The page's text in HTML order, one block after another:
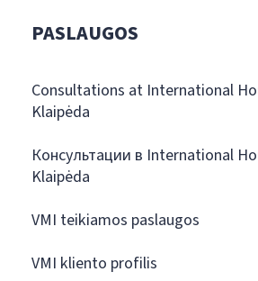
PASLAUGOS
Consultations at International
Klaipėda
Консультации в International
Klaipėda
VMI teikiamos paslaugos
VMI kliento profilis